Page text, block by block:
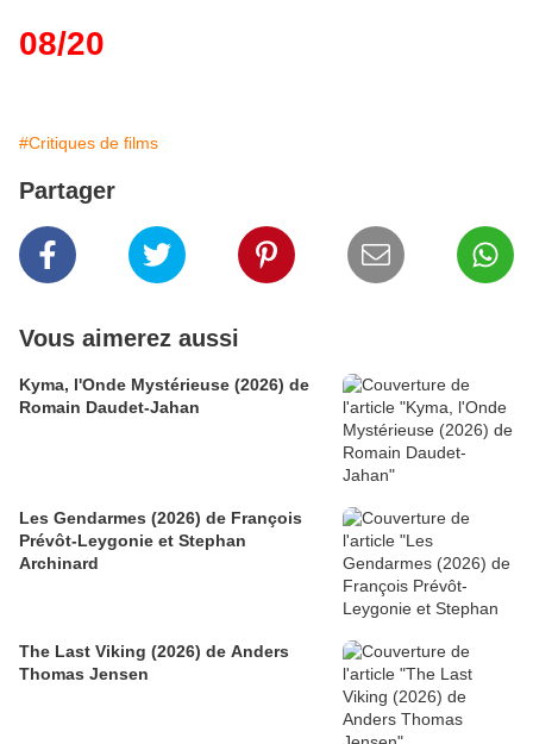
08/20
#Critiques de films
Partager
Vous aimerez aussi
Kyma, l'Onde Mystérieuse (2026) de
Romain Daudet-Jahan
Les Gendarmes (2026) de François
Prévôt-Leygonie et Stephan
Archinard
The Last Viking (2026) de Anders
Thomas Jensen